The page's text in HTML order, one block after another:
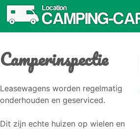
Camperinspectie
Leasewagens worden regelmatig
onderhouden en geserviced.
Dit zijn echte huizen op wielen en